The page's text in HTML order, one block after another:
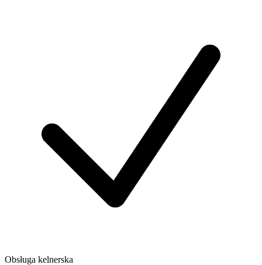
Obsługa kelnerska